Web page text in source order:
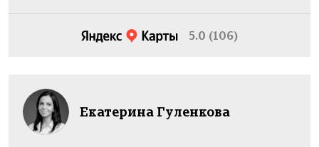
5.0 (106)
Екатерина Гуленкова